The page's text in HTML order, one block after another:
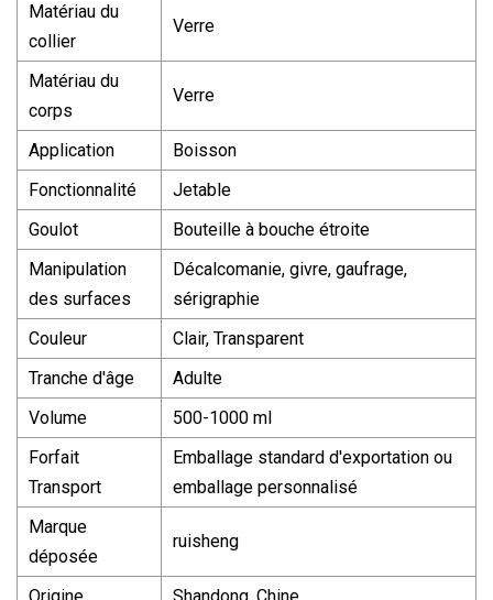
Matériau du
collier
Verre
Matériau du
corps
Verre
Application
Boisson
Fonctionnalité
Jetable
Goulot
Bouteille à bouche étroite
Manipulation
des surfaces
Décalcomanie, givre, gaufrage,
sérigraphie
Couleur
Clair, Transparent
Tranche d'âge
Adulte
Volume
500-1000 ml
Forfait
Transport
Emballage standard d'exportation ou
emballage personnalisé
Marque
déposée
ruisheng